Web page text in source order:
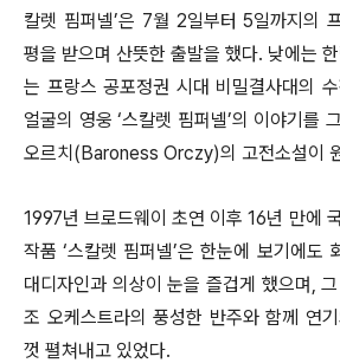
칼렛 핌퍼넬’은 7월 2일부터 5일까지의
평을 받으며 산뜻한 출발을 했다. 낮에는
는 프랑스 공포정권 시대 비밀결사대의
얼굴의 영웅 ‘스칼렛 핌퍼넬’의 이야기를
오르치(Baroness Orczy)의 고전소설이
1997년 브로드웨이 초연 이후 16년 만에
작품 ‘스칼렛 핌퍼넬’은 한눈에 보기에도
대디자인과 의상이 눈을 즐겁게 했으며,
조 오케스트라의 풍성한 반주와 함께 연
껏 펼쳐내고 있었다.